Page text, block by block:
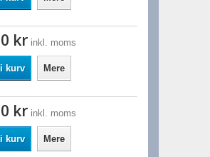
kr inkl. moms
kurv Mere
kr inkl. moms
kurv Mere